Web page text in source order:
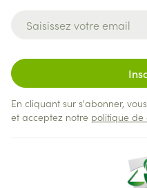
En cliquant sur s'abonner,
et acceptez notre politique de